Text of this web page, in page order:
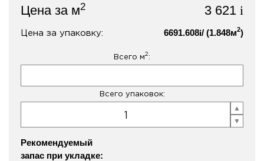
Цена за м2 3 621 i
Цена за упаковку: 6691.608i/ (1.848м2)
Всего м2:
Всего упаковок:
Рекомендуемый
запас при укладке: